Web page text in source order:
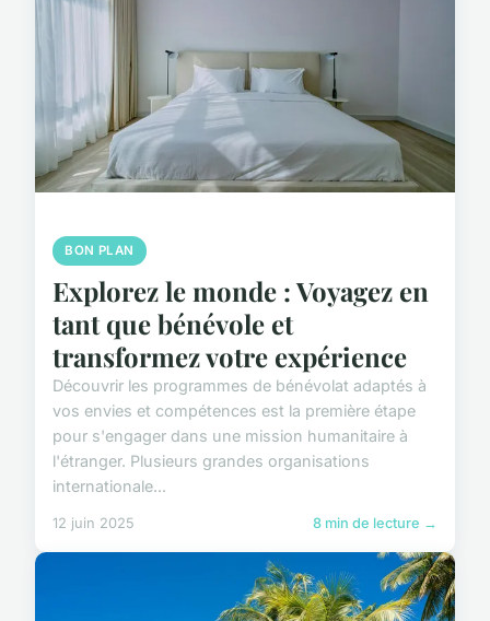
BON PLAN
Explorez le monde : Voyagez en
tant que bénévole et
transformez votre expérience
Découvrir les programmes de bénévolat adaptés à
vos envies et compétences est la première étape
pour s'engager dans une mission humanitaire à
l'étranger. Plusieurs grandes organisations
internationale...
12 juin 2025 8 min de lecture →